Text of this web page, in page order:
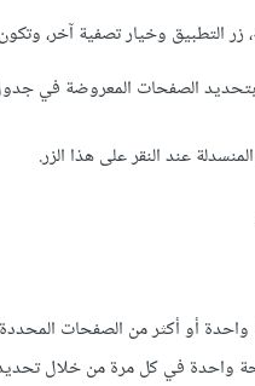
التطبيق وخيار تصفية آخر، وتكون
بتحديد الصفحات المعروضة في
عند النقر على هذا الزر.
أو أكثر من الصفحات
في كل مرة من خلال تحديد